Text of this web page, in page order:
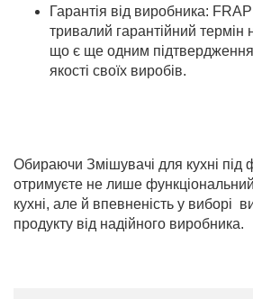
Гарантія від виробника:
тривалий гарантійний термін
що є ще одним
якості своїх виробів.
Обираючи Змішувачі для кухні під
отримуєте не лише
кухні, але й впевненість у виборі
продукту від надійного виробника.